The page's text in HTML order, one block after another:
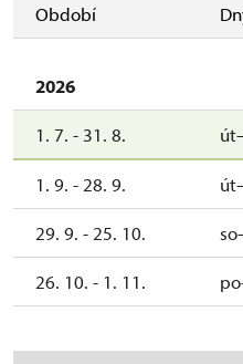
Období
2026
1. 7. - 31. 8.
1. 9. - 28. 9.
29. 9. - 25. 10.
26. 10. - 1. 11.